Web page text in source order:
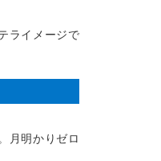
ライメージで
月明かりゼロ